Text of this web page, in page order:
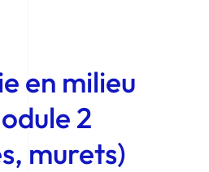
en milieu
2
murets)